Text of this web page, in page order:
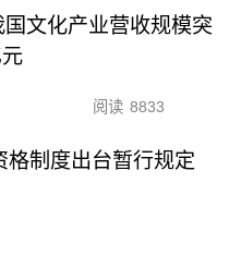
文化产业营收规模突
阅读 8833
格制度出台暂行规定